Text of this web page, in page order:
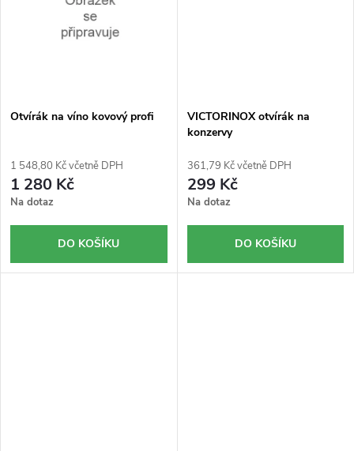
Otvírák na víno kovový profi
1 548,80 Kč včetně DPH
1 280 Kč
Na dotaz
DO KOŠÍKU
VICTORINOX otvírák na
konzervy
361,79 Kč včetně DPH
299 Kč
Na dotaz
DO KOŠÍKU